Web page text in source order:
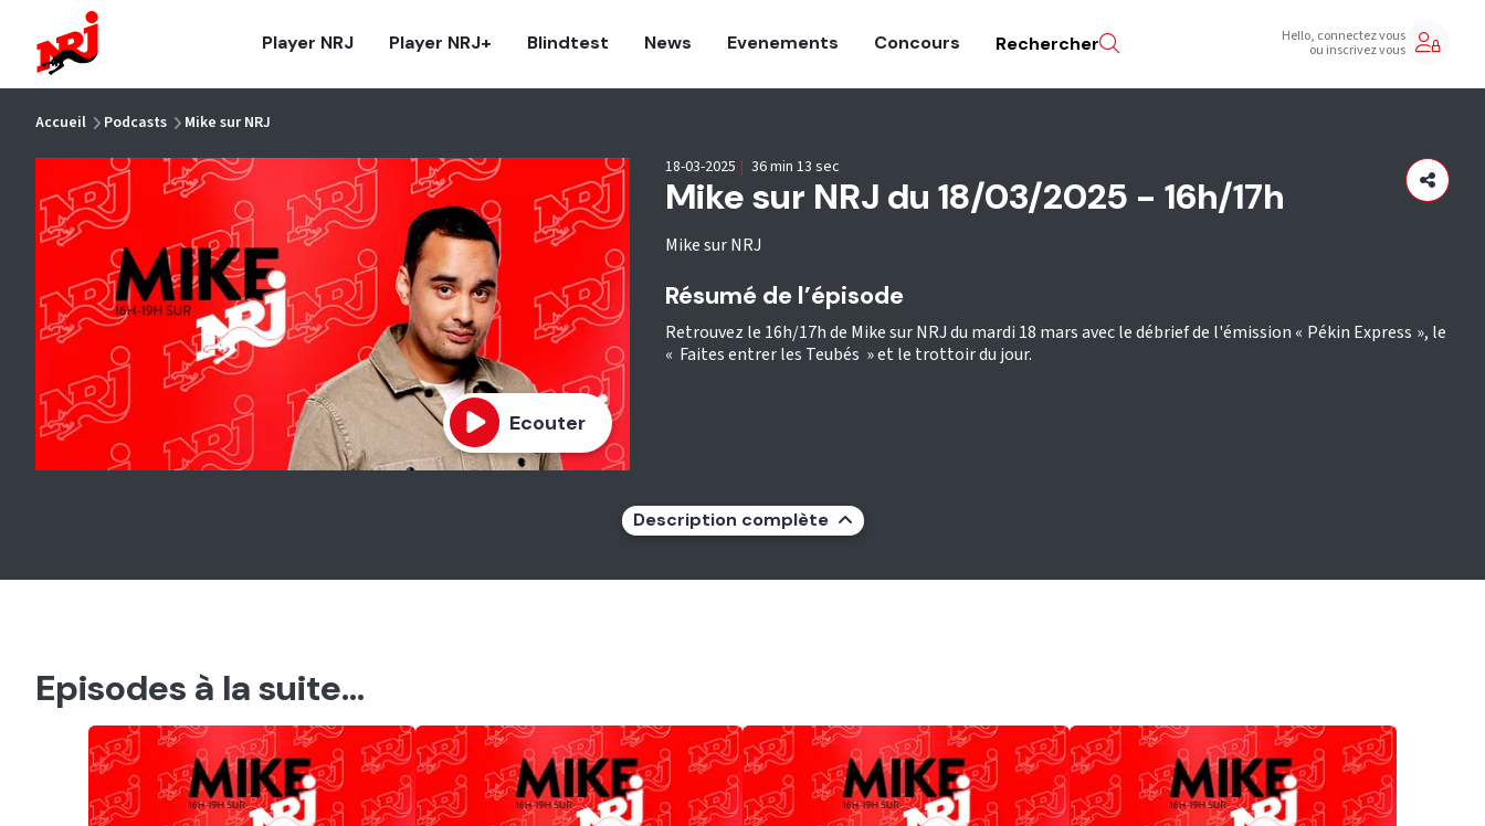
Player NRJ Player NRJ+ Blindtest News Evenements Concours Rechercher Hello, connectez vous
ou inscrivez vous
Accueil Podcasts Mike sur NRJ
Ecouter
Mike sur NRJ du 18/03/2025 - 16h/17h
Mike sur NRJ
18-03-2025 | 36 min 13 sec
Résumé de l’épisode
Retrouvez le 16h/17h de Mike sur NRJ du mardi 18 mars avec le débrief de l'émission « Pékin Express », le
« Faites entrer les Teubés » et le trottoir du jour.
Description complète
Episodes à la suite...